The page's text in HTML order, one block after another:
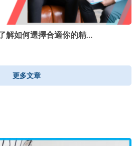
解如何選擇合適你的精…
更多文章